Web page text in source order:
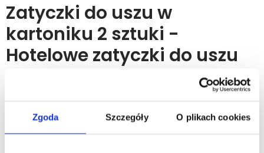
Zgoda Szczegóły O plikach cookies
Zatyczki do uszu w
kartoniku 2 sztuki -
Hotelowe zatyczki do uszu